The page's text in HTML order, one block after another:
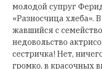
молодой супруг
«Разносчица хлеба».
жавшийся с
недовольство
сестричка! Нет,
громко, в красочных